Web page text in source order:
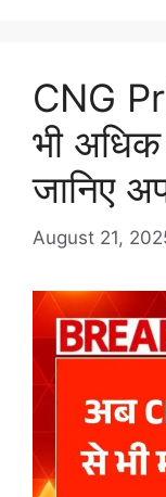
CNG
भी
जानिए
August 21,